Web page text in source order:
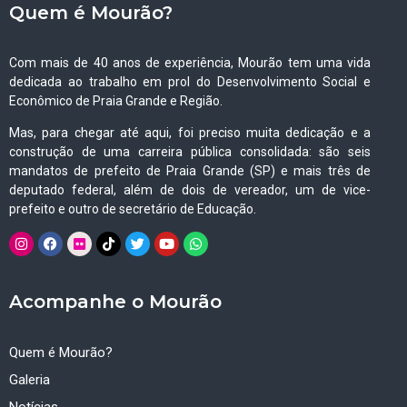
Quem é Mourão?
Com mais de 40 anos de experiência, Mourão tem uma vida
dedicada ao trabalho em prol do Desenvolvimento Social e
Econômico de Praia Grande e Região.
Mas, para chegar até aqui, foi preciso muita dedicação e a
construção de uma carreira pública consolidada: são seis
mandatos de prefeito de Praia Grande (SP) e mais três de
deputado federal, além de dois de vereador, um de vice-
prefeito e outro de secretário de Educação.
Acompanhe o Mourão
Quem é Mourão?
Galeria